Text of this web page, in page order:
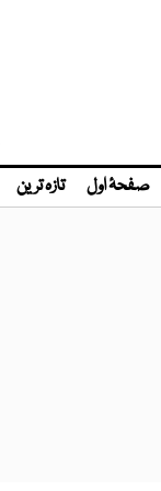
صفحۂ اول تازہ ترین